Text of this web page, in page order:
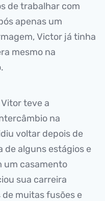
de trabalhar com
apenas um
Victor já tinha
mesmo na
teve a
na
voltar depois de
de alguns estágios e
um casamento
sua carreira
de muitas fusões e